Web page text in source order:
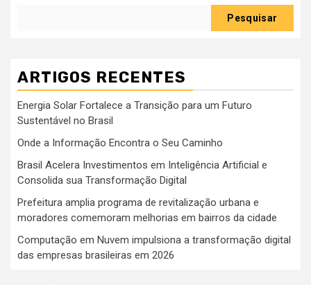
Pesquisar
ARTIGOS RECENTES
Energia Solar Fortalece a Transição para um Futuro
Sustentável no Brasil
Onde a Informação Encontra o Seu Caminho
Brasil Acelera Investimentos em Inteligência Artificial e
Consolida sua Transformação Digital
Prefeitura amplia programa de revitalização urbana e
moradores comemoram melhorias em bairros da cidade
Computação em Nuvem impulsiona a transformação digital
das empresas brasileiras em 2026